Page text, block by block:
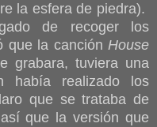
la esfera de piedra).
de recoger los
que la canción House
grabara, tuviera una
había realizado los
que se trataba de
que la versión que